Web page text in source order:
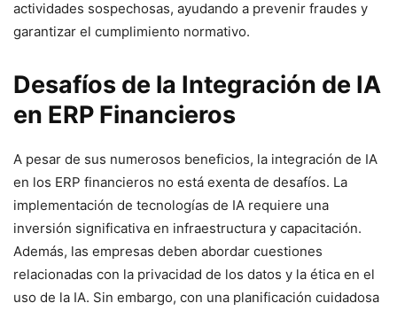
actividades sospechosas, ayudando a prevenir fraudes y
garantizar el cumplimiento normativo.
Desafíos de la Integración de IA
en ERP Financieros
A pesar de sus numerosos beneficios, la integración de IA
en los ERP financieros no está exenta de desafíos. La
implementación de tecnologías de IA requiere una
inversión significativa en infraestructura y capacitación.
Además, las empresas deben abordar cuestiones
relacionadas con la privacidad de los datos y la ética en el
uso de la IA. Sin embargo, con una planificación cuidadosa